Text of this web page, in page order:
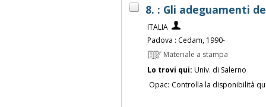
8. : Gli adeguamenti
ITALIA
Padova : Cedam, 1990-
Materiale a stampa
Lo trovi qui: Univ. di Salerno
Opac: Controlla la disponibilità